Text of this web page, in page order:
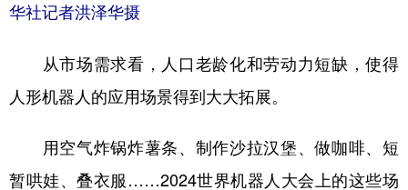
华社记者洪泽华摄
从市场需求看，人口老龄化和劳动力短缺，使得
人形机器人的应用场景得到大大拓展。
用空气炸锅炸薯条、制作沙拉汉堡、做咖啡、短
暂哄娃、叠衣服……2024世界机器人大会上的这些场